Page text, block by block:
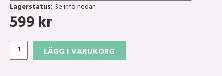
Lagerstatus: Se info nedan
599kr
LÄGG I VARUKORG